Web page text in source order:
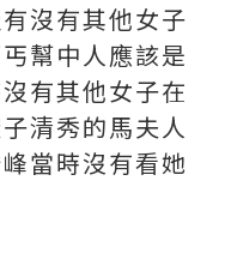
沒有其他女子
幫中人應該是
有其他女子在
清秀的馬夫人
當時沒有看她